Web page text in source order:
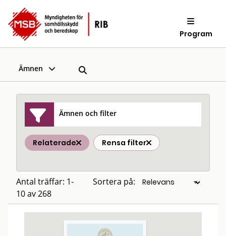
Program
Ämnen
Ämnen och filter
Relaterade Rensa filter
Antal träffar: 1-
10 av 268
Sortera på: